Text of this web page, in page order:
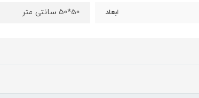
ابعاد 50*50 سانتی متر